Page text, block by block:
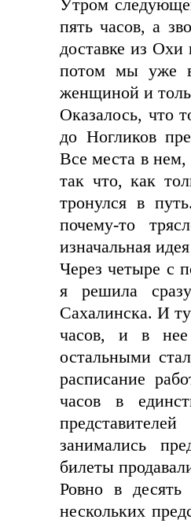
Утром
пять часов, а
доставке из Охи
потом мы уже
женщиной и
Оказалось, что
до Ногликов
Все места в
так что, как
тронулся в
почему-то
изначальная
Через четыре с
я решила
Сахалинска. И
часов, и в нее
остальными
расписание
часов в
занимались
билеты
Ровно в десять
нескольких